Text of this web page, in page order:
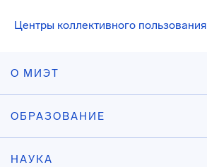
Центры коллективного пользования
О МИЭТ
ОБРАЗОВАНИЕ
НАУКА